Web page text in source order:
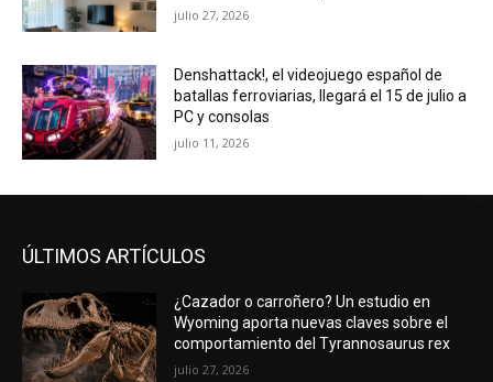
julio 27, 2026
Denshattack!, el videojuego español de
batallas ferroviarias, llegará el 15 de julio a
PC y consolas
julio 11, 2026
ÚLTIMOS ARTÍCULOS
¿Cazador o carroñero? Un estudio en
Wyoming aporta nuevas claves sobre el
comportamiento del Tyrannosaurus rex
julio 27, 2026